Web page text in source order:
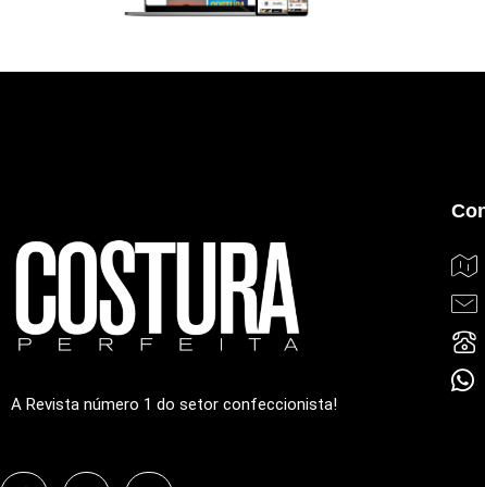
A Revista número 1 do setor confeccionista!